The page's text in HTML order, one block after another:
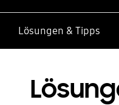
Lösungen & Tipps